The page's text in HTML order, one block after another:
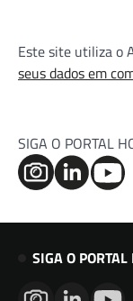
Este site utiliza o
seus dados em
SIGA O PORTAL
SIGA O